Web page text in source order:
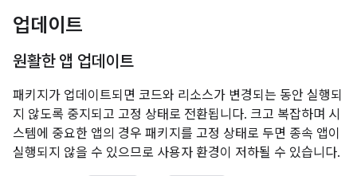
업데이트
원활한 앱 업데이트
패키지가 업데이트되면 코드와 리소스가 변경되는 동안 실행되
지 않도록 중지되고 고정 상태로 전환됩니다. 크고 복잡하며 시
스템에 중요한 앱의 경우 패키지를 고정 상태로 두면 종속 앱이
실행되지 않을 수 있으므로 사용자 환경이 저하될 수 있습니다.